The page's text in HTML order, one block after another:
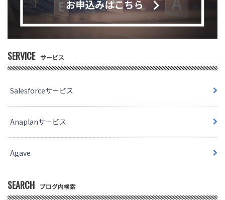
SERVICE サービス
Salesforceサービス
Anaplanサービス
Agave
SEARCH ブログ内検索